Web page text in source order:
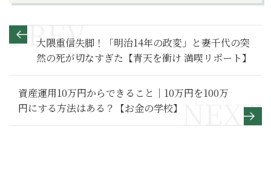
大隈重信失脚！「明治14年の政変」と妻千代の突
然の死が切なすぎた【青天を衝け 満喫リポート】
資産運用10万円からできること｜10万円を100万
円にする方法はある？【お金の学校】